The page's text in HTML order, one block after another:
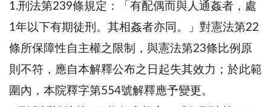
1.刑法第239條規定：「有配偶而與人通姦者，處
1年以下有期徒刑。其相姦者亦同。」對憲法第22
條所保障性自主權之限制，與憲法第23條比例原
則不符，應自本解釋公布之日起失其效力；於此範
圍內，本院釋字第554號解釋應予變更。